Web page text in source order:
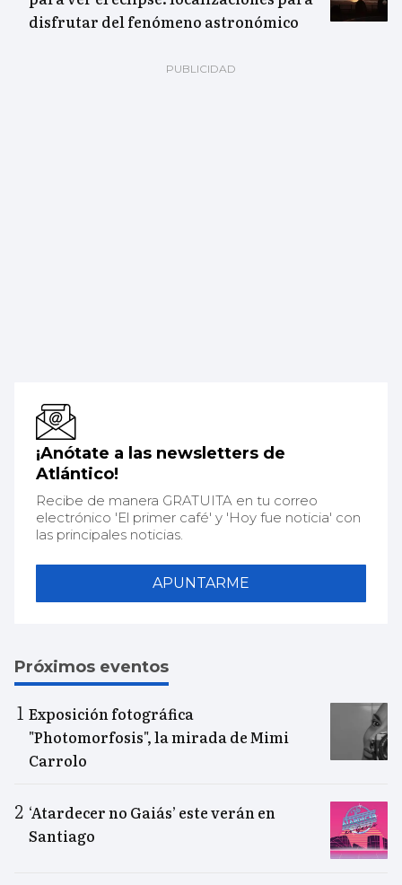
disfrutar del fenómeno astronómico
¡Anótate a las newsletters de
Atlántico!
Recibe de manera GRATUITA en tu correo
electrónico 'El primer café' y 'Hoy fue noticia' con
las principales noticias.
APUNTARME
Próximos eventos
Exposición fotográfica
"Photomorfosis", la mirada de Mimi
Carrolo
‘Atardecer no Gaiás’ este verán en
Santiago